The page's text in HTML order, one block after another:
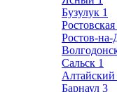
Бузулук 1
Ростов-
Сальск 1
Алтайский
Барнаул 3